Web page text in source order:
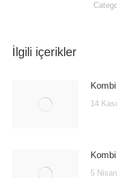
İlgili içerikler
14
5